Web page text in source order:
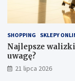
SHOPPING SKLEPY
Najlepsze
uwagę?
21 lipca 2026